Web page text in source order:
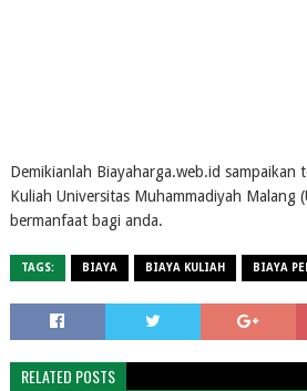
Demikianlah Biayaharga.web.id sampaikan
Kuliah Universitas Muhammadiyah Malang
bermanfaat bagi anda.
TAGS: BIAYA BIAYA KULIAH BIAYA
RELATED POSTS